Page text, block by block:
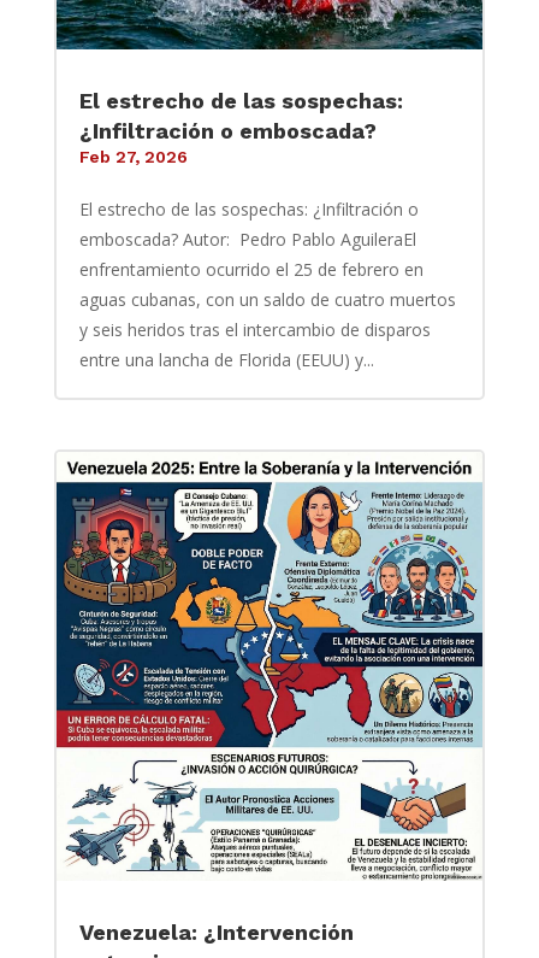
El estrecho de las sospechas:
¿Infiltración o emboscada?
Feb 27, 2026
El estrecho de las sospechas: ¿Infiltración o
emboscada? Autor: Pedro Pablo AguileraEl
enfrentamiento ocurrido el 25 de febrero en
aguas cubanas, con un saldo de cuatro muertos
y seis heridos tras el intercambio de disparos
entre una lancha de Florida (EEUU) y...
Venezuela: ¿Intervención